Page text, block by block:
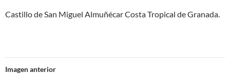
Castillo de San Miguel Almuñécar Costa Tropical de Granada.
Imagen anterior